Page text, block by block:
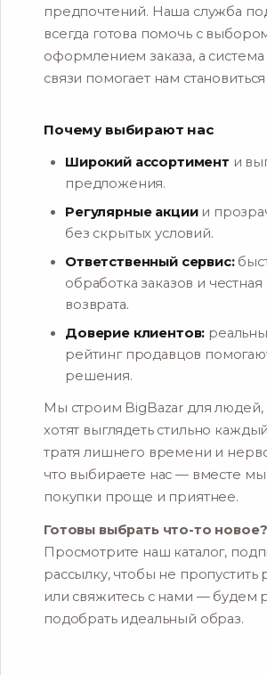
предпочтений. Наша служба
всегда готова помочь с
оформлением заказа, а
связи помогает нам
Почему выбирают нас
Широкий ассортимент и
предложения.
Регулярные акциии
без скрытых условий.
Ответственный сервис:
обработка заказов и честная
возврата.
Доверие клиентов:
рейтинг продавцов
решения.
Мы строим BigBazar для людей,
хотят выглядеть стильно
тратя лишнего времени и
что выбираете нас — вместе
покупки проще и приятнее.
Готовы выбрать что-то новое?
Просмотрите наш каталог,
рассылку, чтобы не пропустить
или свяжитесь с нами — будем
подобрать идеальный образ.